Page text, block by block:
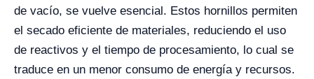
de vacío, se vuelve esencial. Estos hornillos permiten
el secado eficiente de materiales, reduciendo el uso
de reactivos y el tiempo de procesamiento, lo cual se
traduce en un menor consumo de energía y recursos.